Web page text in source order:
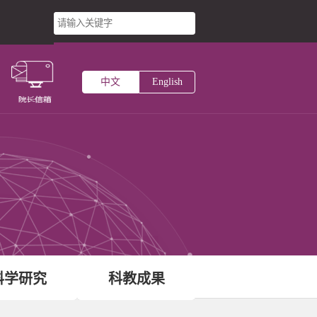
究所
心
中文 English
学研究 科教成果